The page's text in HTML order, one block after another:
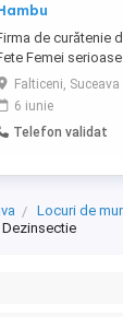
de curătenie
Femei
B pentru
, birouri,
contract de
masină de
un
Falticeni, Suceava
6 iunie
Telefon validat
Locuri de